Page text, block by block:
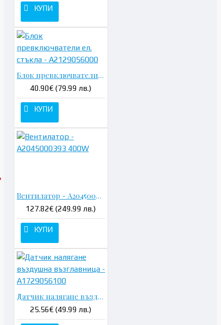
КУПИ
Блок превключватели ел. стъкла - A2129056000
40.90€ (79.99 лв.)
КУПИ
Вентилатор - A2045000393 400W
127.82€ (249.99 лв.)
КУПИ
Датчик налягане въздушна възглавница - A1729056100
25.56€ (49.99 лв.)